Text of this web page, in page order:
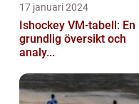
17 januari 2024
Ishockey VM-tabell: En
grundlig översikt och
analy...